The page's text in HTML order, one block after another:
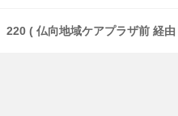
220 ( 仏向地域ケアプラザ前 経由